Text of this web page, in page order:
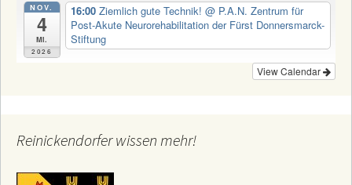
NOV.
4
Mi.
2026
16:00 Ziemlich gute Technik! @ P.A.N. Zentrum für
Post-Akute Neurorehabilitation der Fürst Donnersmarck-
Stiftung
View Calendar
Reinickendorfer wissen mehr!